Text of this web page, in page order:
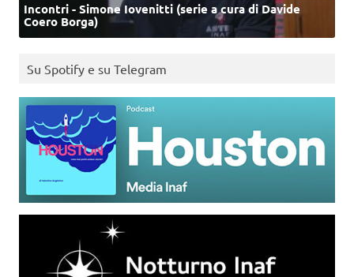
Incontri - Simone Iovenitti (serie a cura di Davide
Coero Borga)
Su Spotify e su Telegram